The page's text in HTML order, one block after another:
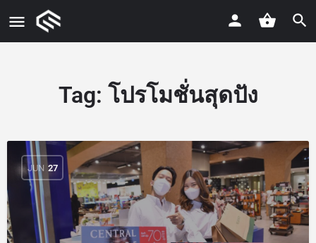
Tag: โปรโมชั่นสุดปัง
JUN 27